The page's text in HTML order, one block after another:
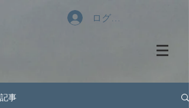
ログイン
記事